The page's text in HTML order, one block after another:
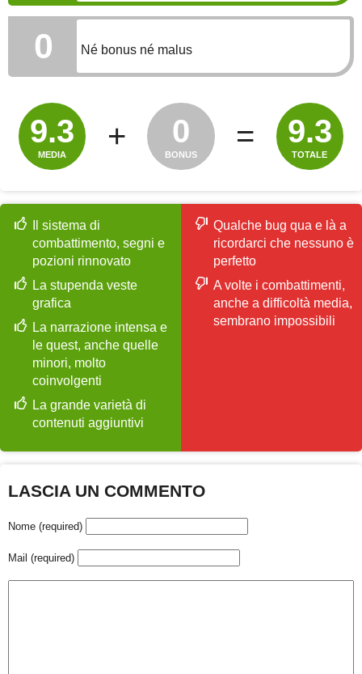
0 Né bonus né malus
9.3
MEDIA
+ 0
BONUS
= 9.3
TOTALE
Il sistema di
combattimento, segni e
pozioni rinnovato
La stupenda veste
grafica
La narrazione intensa e
le quest, anche quelle
minori, molto
coinvolgenti
La grande varietà di
contenuti aggiuntivi
Qualche bug qua e là a
ricordarci che nessuno è
perfetto
A volte i combattimenti,
anche a difficoltà media,
sembrano impossibili
LASCIA UN COMMENTO
Nome (required)
Mail (required)